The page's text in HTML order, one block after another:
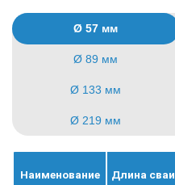
Ø 57 мм
Ø 89 мм
Ø 133 мм
Ø 219 мм
Наименование Длина сваи